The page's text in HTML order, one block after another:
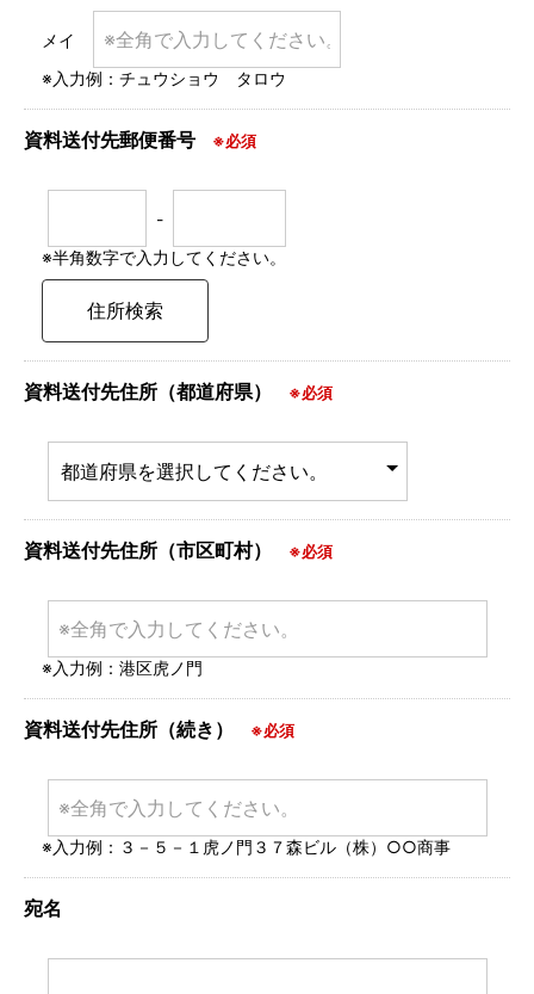
メイ
※入力例：チュウショウ タロウ
資料送付先郵便番号 ※必須
-
※半角数字で入力してください。
資料送付先住所（都道府県） ※必須
資料送付先住所（市区町村） ※必須
※入力例：港区虎ノ門
資料送付先住所（続き） ※必須
※入力例：３－５－１虎ノ門３７森ビル（株）○○商事
宛名